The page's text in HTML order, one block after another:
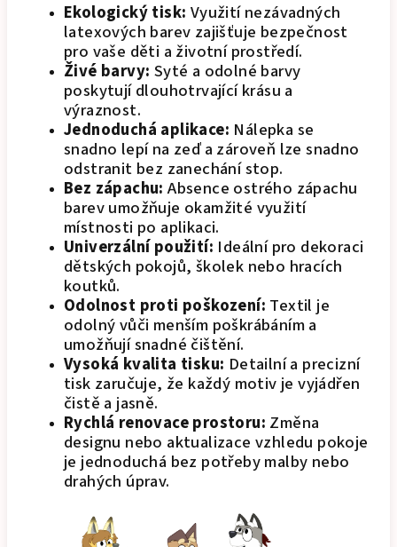
Ekologický tisk: Využití nezávadných
latexových barev zajišťuje bezpečnost
pro vaše děti a životní prostředí.
Živé barvy: Syté a odolné barvy
poskytují dlouhotrvající krásu a
výraznost.
Jednoduchá aplikace: Nálepka se
snadno lepí na zeď a zároveň lze snadno
odstranit bez zanechání stop.
Bez zápachu:Absence ostrého zápachu
barev umožňuje okamžité využití
místnosti po aplikaci.
Univerzální použití: Ideální pro dekoraci
dětských pokojů, školek nebo hracích
koutků.
Odolnost proti poškození: Textil je
odolný vůči menším poškrábáním a
umožňují snadné čištění.
Vysoká kvalita tisku: Detailní a precizní
tisk zaručuje, že každý motiv je vyjádřen
čistě a jasně.
Rychlá renovace prostoru: Změna
designu nebo aktualizace vzhledu pokoje
je jednoduchá bez potřeby malby nebo
drahých úprav.